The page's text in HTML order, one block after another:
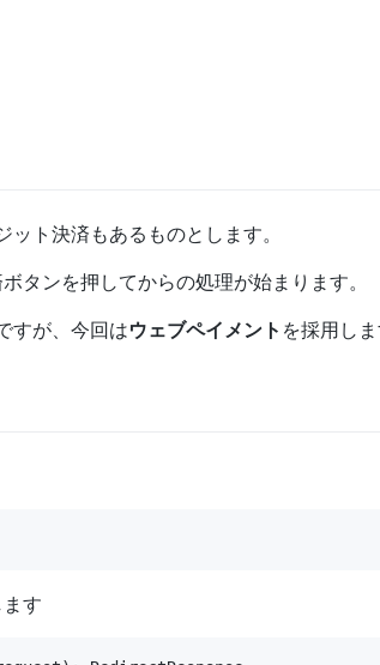
ト決済もあるものとします。
タンを押してからの処理が始まります。
すが、今回はウェブペイメント を採用しま
す